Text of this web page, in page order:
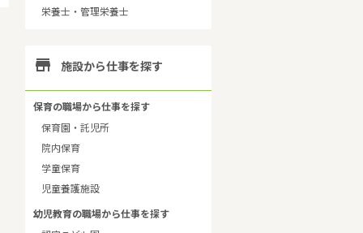
栄養士・管理栄養士
 施設から仕事を探す
保育の職場から仕事を探す
保育園・託児所
院内保育
学童保育
児童養護施設
幼児教育の職場から仕事を探す